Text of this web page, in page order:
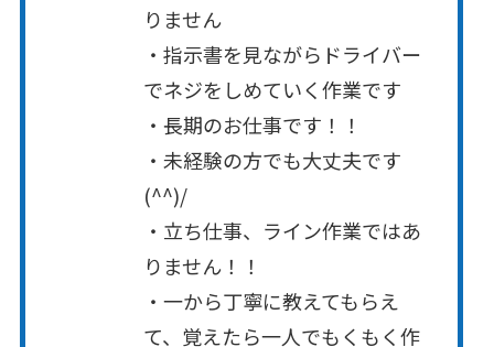
りません
・指示書を見ながらドライバー
でネジをしめていく作業です
・長期のお仕事です！！
・未経験の方でも大丈夫です
(^^)/
・立ち仕事、ライン作業ではあ
りません！！
・一から丁寧に教えてもらえ
て、覚えたら一人でもくもく作